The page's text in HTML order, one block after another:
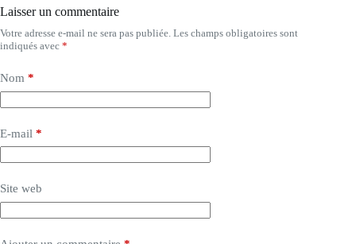
Laisser un commentaire
Votre adresse e-mail ne sera pas publiée. Les champs obligatoires sont
indiqués avec *
Nom *
E-mail *
Site web